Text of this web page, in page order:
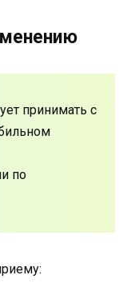
принимать с
по